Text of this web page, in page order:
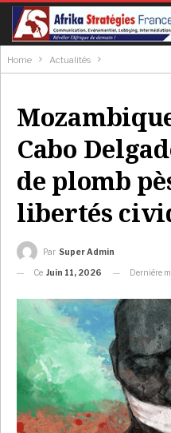
Home Actualités
Cabo
de plomb
libertés
Par Super Admin
Ce Juin 11, 2026 Dernière